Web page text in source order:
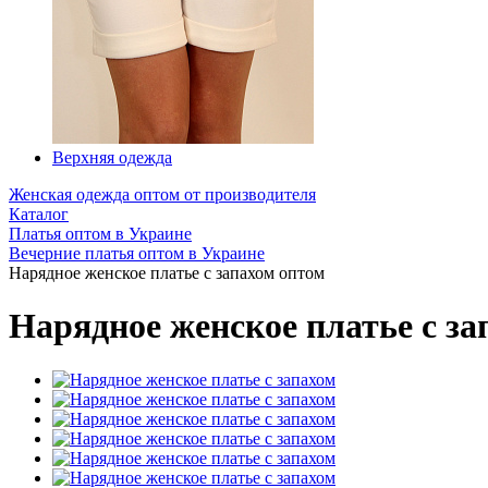
Верхняя одежда
Женская одежда оптом от производителя
Каталог
Платья оптом в Украине
Вечерние платья оптом в Украине
Нарядное женское платье с запахом оптом
Нарядное женское платье с